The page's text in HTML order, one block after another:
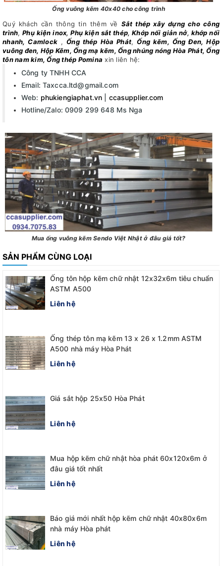
Ống vuông kẽm 40x40 cho công trình
Quý khách cần thông tin thêm về Sắt thép xây dựng cho công
trình,Phụ kiện inox,Phụ kiện sắt thép,Khớp nối giản nở, khớp nối
nhanh, Camlock ,Ống thép Hòa Phát,Ống kẽm, Ống Đen, Hộp
vuông đen, Hộp Kẽm, Ống mạ kẽm, Ống nhúng nóng Hòa Phát, Ống
tôn nam kim, Ống thép Pomina xin liên hệ:
Công ty TNHH CCA
Email: Taxcca.ltd@gmail.com
Web: phukiengiaphat.vn
ccasupplier.com
Hotline/Zalo: 0909 299 648 Ms Nga
Mua ống vuông kẽm Sendo Việt Nhật ở đâu giá tốt?
SẢN PHẨM CÙNG LOẠI
Ống tôn hộp kẽm chữ nhật 12x32x6m tiêu chuẩn
ASTM A500
Liên hệ
Ống thép tôn mạ kẽm 13 x 26 x 1.2mm ASTM
A500 nhà máy Hòa Phát
Liên hệ
Giá sắt hộp 25x50 Hòa Phát
Liên hệ
Mua hộp kẽm chữ nhật hòa phát 60x120x6m ở
đâu giá tốt nhất
Liên hệ
Báo giá mới nhất hộp kẽm chữ nhật 40x80x6m
nhà máy Hòa phát
Liên hệ